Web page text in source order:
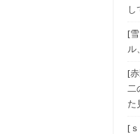
し
[
ル
[
二
た
[